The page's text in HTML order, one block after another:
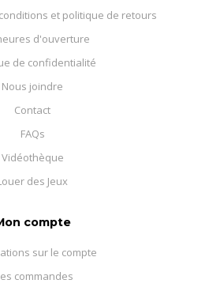
et politique de retours
d'ouverture
de confidentialité
Nous joindre
Contact
FAQs
Vidéothèque
des Jeux
compte
sur le compte
commandes